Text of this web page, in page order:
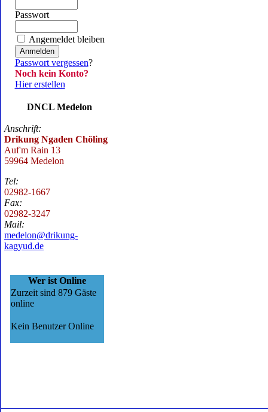
Passwort
Angemeldet bleiben
Passwort vergessen?
Noch kein Konto?
Hier erstellen
DNCL Medelon
Anschrift:
Drikung Ngaden Chöling
Auf'm Rain 13
59964 Medelon
Tel:
02982-1667
Fax:
02982-3247
Mail:
medelon@drikung-
kagyud.de
Wer ist Online
Zurzeit sind 879 Gäste
online
Kein Benutzer Online